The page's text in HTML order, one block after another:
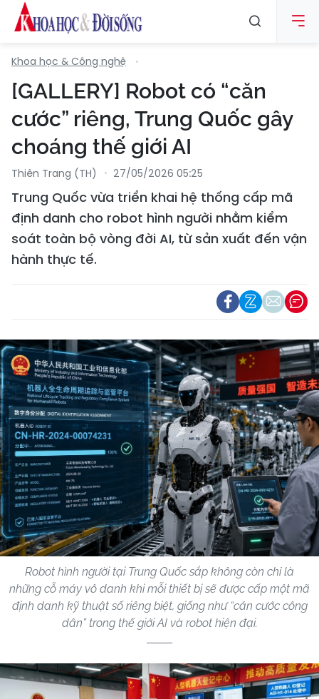
Khoa học & Công nghệ
[GALLERY] Robot có “căn
cước” riêng, Trung Quốc gây
choáng thế giới AI
Thiên Trang (TH) 27/05/2026 05:25
Trung Quốc vừa triển khai hệ thống cấp mã
định danh cho robot hình người nhằm kiểm
soát toàn bộ vòng đời AI, từ sản xuất đến vận
hành thực tế.
Robot hình người tại Trung Quốc sắp không còn chỉ là
những cỗ máy vô danh khi mỗi thiết bị sẽ được cấp một mã
định danh kỹ thuật số riêng biệt, giống như “căn cước công
dân” trong thế giới AI và robot hiện đại.